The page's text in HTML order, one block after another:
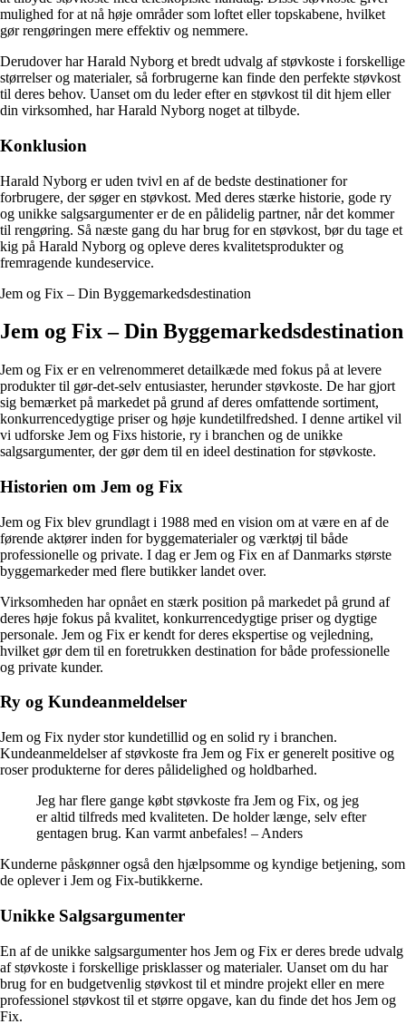
mulighed for at nå høje områder som loftet eller topskabene, hvilket
gør rengøringen mere effektiv og nemmere.
Derudover har Harald Nyborg et bredt udvalg af støvkoste i forskellige
størrelser og materialer, så forbrugerne kan finde den perfekte støvkost
til deres behov. Uanset om du leder efter en støvkost til dit hjem eller
din virksomhed, har Harald Nyborg noget at tilbyde.
Konklusion
Harald Nyborg er uden tvivl en af de bedste destinationer for
forbrugere, der søger en støvkost. Med deres stærke historie, gode ry
og unikke salgsargumenter er de en pålidelig partner, når det kommer
til rengøring. Så næste gang du har brug for en støvkost, bør du tage et
kig på Harald Nyborg og opleve deres kvalitetsprodukter og
fremragende kundeservice.
Jem og Fix – Din Byggemarkedsdestination
Jem og Fix – Din Byggemarkedsdestination
Jem og Fix er en velrenommeret detailkæde med fokus på at levere
produkter til gør-det-selv entusiaster, herunder støvkoste. De har gjort
sig bemærket på markedet på grund af deres omfattende sortiment,
konkurrencedygtige priser og høje kundetilfredshed. I denne artikel vil
vi udforske Jem og Fixs historie, ry i branchen og de unikke
salgsargumenter, der gør dem til en ideel destination for støvkoste.
Historien om Jem og Fix
Jem og Fix blev grundlagt i 1988 med en vision om at være en af de
førende aktører inden for byggematerialer og værktøj til både
professionelle og private. I dag er Jem og Fix en af Danmarks største
byggemarkeder med flere butikker landet over.
Virksomheden har opnået en stærk position på markedet på grund af
deres høje fokus på kvalitet, konkurrencedygtige priser og dygtige
personale. Jem og Fix er kendt for deres ekspertise og vejledning,
hvilket gør dem til en foretrukken destination for både professionelle
og private kunder.
Ry og Kundeanmeldelser
Jem og Fix nyder stor kundetillid og en solid ry i branchen.
Kundeanmeldelser af støvkoste fra Jem og Fix er generelt positive og
roser produkterne for deres pålidelighed og holdbarhed.
Jeg har flere gange købt støvkoste fra Jem og Fix, og jeg
er altid tilfreds med kvaliteten. De holder længe, selv efter
gentagen brug. Kan varmt anbefales! – Anders
Kunderne påskønner også den hjælpsomme og kyndige betjening, som
de oplever i Jem og Fix-butikkerne.
Unikke Salgsargumenter
En af de unikke salgsargumenter hos Jem og Fix er deres brede udvalg
af støvkoste i forskellige prisklasser og materialer. Uanset om du har
brug for en budgetvenlig støvkost til et mindre projekt eller en mere
professionel støvkost til et større opgave, kan du finde det hos Jem og
Fix.